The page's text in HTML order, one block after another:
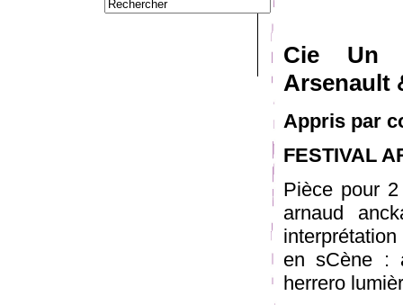
Cie Un
Arsenault
Appris par
FESTIVAL
Pièce pour
arnaud
en sCène :
herrero